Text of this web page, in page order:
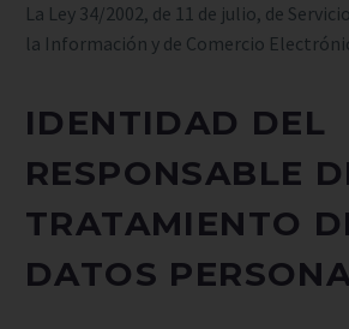
La Ley 34/2002, de 11 de julio, de
la Información y de Comercio
IDENTIDAD DEL
RESPONSABLE
TRATAMIENTO
DATOS